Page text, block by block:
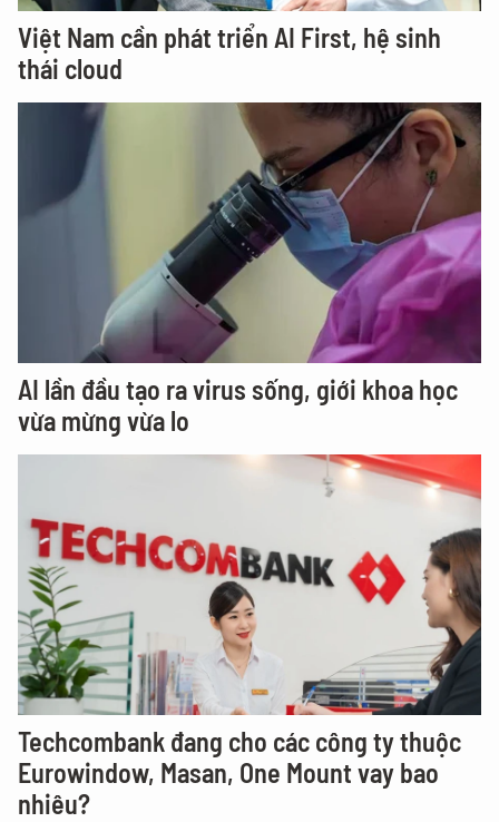
Việt Nam cần phát triển AI First, hệ sinh
thái cloud
AI lần đầu tạo ra virus sống, giới khoa học
vừa mừng vừa lo
Techcombank đang cho các công ty thuộc
Eurowindow, Masan, One Mount vay bao
nhiêu?